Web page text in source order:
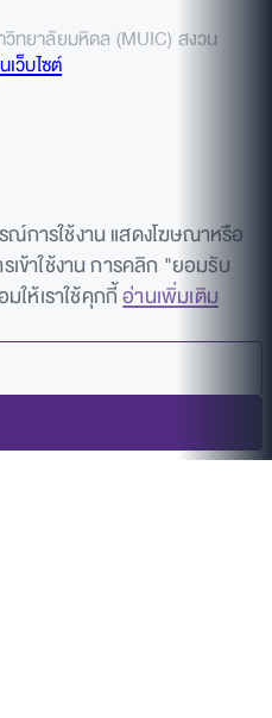
ทยาลัยมหิดล (MUIC) สงวน
เว็บไซต์
ณ์การใช้งาน แสดงโฆษณาหรือ
เข้าใช้งาน การคลิก "ยอมรับ
ให้เราใช้คุกกี้อ่านเพิ่มเติม